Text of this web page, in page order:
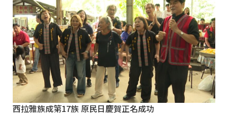
西拉雅族成第17族 原民日慶賀正名成功